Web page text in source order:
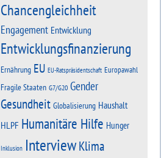
Chancengleichheit
Engagement Entwicklung
Entwicklungsfinanzierung
Ernährung EU EU-Ratspräsidentschaft Europawahl
Fragile Staaten G7/G20 Gender
Gesundheit Globalisierung Haushalt
HLPF Humanitäre Hilfe Hunger
Inklusion Interview Klima